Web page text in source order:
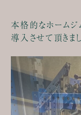
本格的なホームジ
導入させて頂きま